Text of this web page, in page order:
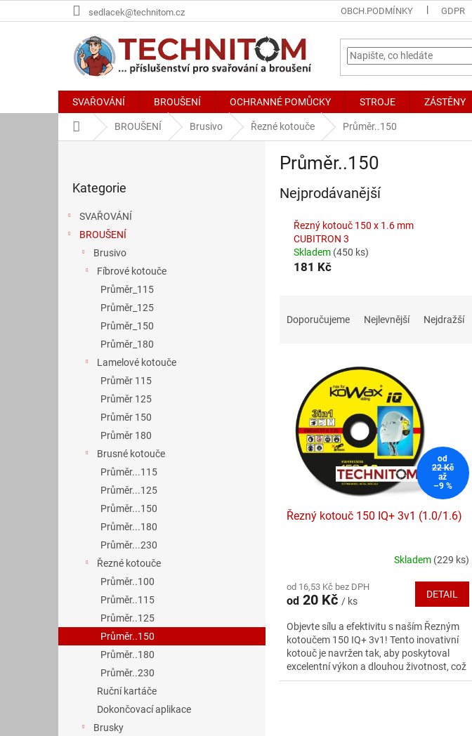
na
sedlacek@technitom.cz OBCH.PODMÍNKY GDPR
SVAŘOVÁNÍ BROUŠENÍ OCHRANNÉ POMŮCKY STROJE ZÁSTĚNY
Domů BROUŠENÍ Brusivo Řezné kotouče Průměr..150
kategorie
Kategorie
SVAŘOVÁNÍ
BROUŠENÍ
Brusivo
Fíbrové kotouče
Průměr_115
Průměr_125
Průměr_150
Průměr_180
Lamelové kotouče
Průměr 115
Průměr 125
Průměr 150
Průměr 180
Brusné kotouče
Průměr...115
Průměr...125
Průměr...150
Průměr...180
Průměr...230
Řezné kotouče
Průměr..100
Průměr..115
Průměr..125
Průměr..150
Průměr..180
Průměr..230
Ruční kartáče
Dokončovací aplikace
Brusky
Průměr..150
Nejprodávanější
Řezný kotouč 150 x 1.6 mm
CUBITRON 3
Skladem (450 ks)
181 Kč
Doporučujeme Nejlevnější Nejdražší
od
22 Kč
až
–9 %
Řezný kotouč 150 IQ+ 3v1 (1.0/1.6)
produktu
je
z
5
hvězdiček.
Skladem (229 ks)
od 16,53 Kč bez DPH
od 20 Kč / ks
DETAIL
Objevte sílu a efektivitu s naším Řezným
kotoučem 150 IQ+ 3v1! Tento inovativní
kotouč je navržen tak, aby poskytoval
excelentní výkon a dlouhou životnost, což
z něj činí ideálního partnera pro všechny